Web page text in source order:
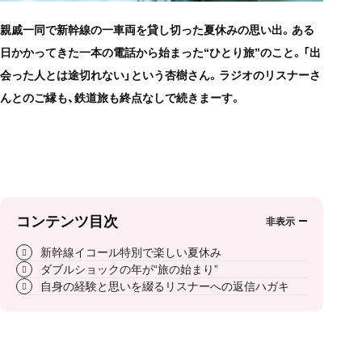
親戚一同で新幹線の一車両を貸し切った夏休みの思い出。ある
日かかってきた一本の電話から始まった“ひとり旅”のこと。「出
会った人とは途切れない」という杏樹さん。ラジオのリスナーさ
んとのご縁も、鉄道旅も終点なしで続きまーす。
コンテンツ目次
新幹線イコール特別で楽しい夏休み
ダブルショックの年が“旅の始まり”
自身の経験と思いを綴るリスナーへの返信ハガキ